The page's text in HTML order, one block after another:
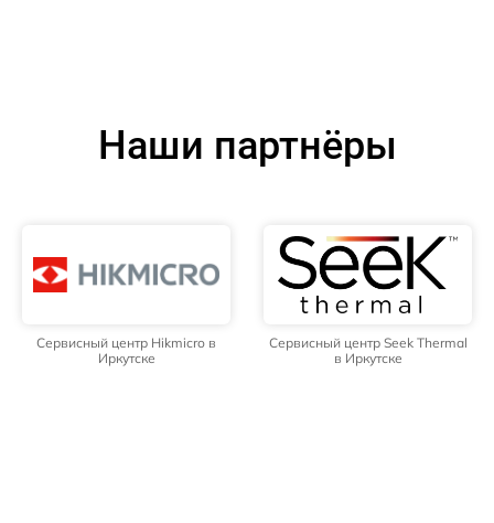
Наши партнёры
Сервисный центр Hikmicro в
Иркутске
Сервисный центр Seek Thermal
в Иркутске